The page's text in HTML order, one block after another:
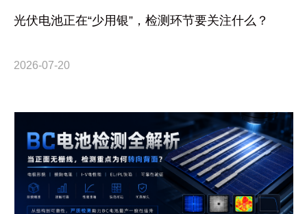
光伏电池正在“少用银”，检测环节要关注什么？
2026-07-20